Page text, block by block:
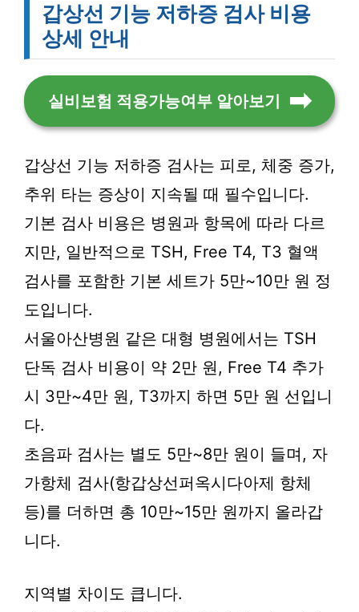
갑상선 기능 저하증 검사 비용
상세 안내
실비보험 적용가능여부 알아보기
갑상선 기능 저하증 검사는 피로, 체중 증가,
추위 타는 증상이 지속될 때 필수입니다.
기본 검사 비용은 병원과 항목에 따라 다르
지만, 일반적으로 TSH, Free T4, T3 혈액
검사를 포함한 기본 세트가 5만~10만 원 정
도입니다.
서울아산병원 같은 대형 병원에서는 TSH
단독 검사 비용이 약 2만 원, Free T4 추가
시 3만~4만 원, T3까지 하면 5만 원 선입니
다.
초음파 검사는 별도 5만~8만 원이 들며, 자
가항체 검사(항갑상선퍼옥시다아제 항체
등)를 더하면 총 10만~15만 원까지 올라갑
니다.
지역별 차이도 큽니다.